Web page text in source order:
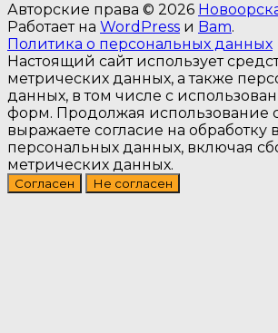
Авторские права © 2026
Работает на WordPress и Bam.
Политика о персональных данных
Настоящий сайт использует
метрических данных, а также
данных, в том числе с
форм. Продолжая использование
выражаете согласие на обработку
персональных данных, включая
метрических данных.
Согласен Не согласен